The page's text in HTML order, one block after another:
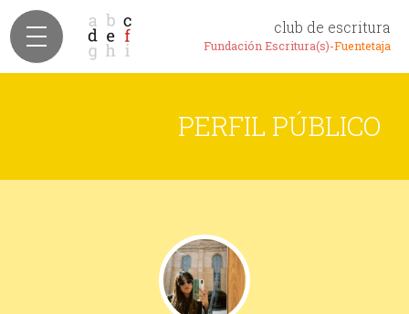
club de escritura
Fundación Escritura(s)-Fuentetaja
PERFIL PÚBLICO